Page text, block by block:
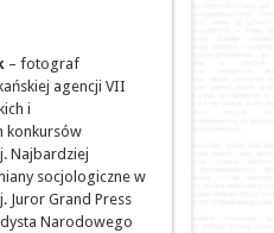
– fotograf
agencji VII
i
konkursów
Najbardziej
socjologiczne w
Juror Grand Press
Narodowego